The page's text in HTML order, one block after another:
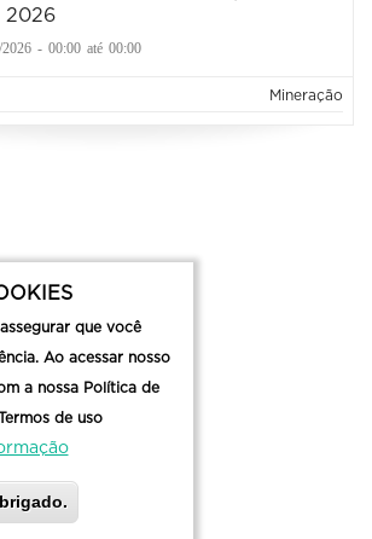
2026
- 00:00 até 00:00
Mineração
que você
Ao acessar nosso
a nossa Política de
de uso